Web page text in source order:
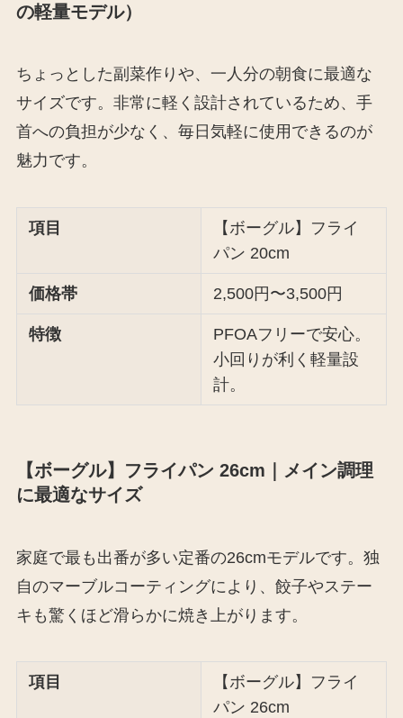
の軽量モデル）
ちょっとした副菜作りや、一人分の朝食に最適な
サイズです。非常に軽く設計されているため、手
首への負担が少なく、毎日気軽に使用できるのが
魅力です。
項目
【ボーグル】フライ
パン 20cm
価格帯 2,500円〜3,500円
特徴
PFOAフリーで安心。
小回りが利く軽量設
計。
【ボーグル】フライパン 26cm｜メイン調理
に最適なサイズ
家庭で最も出番が多い定番の26cmモデルです。独
自のマーブルコーティングにより、餃子やステー
キも驚くほど滑らかに焼き上がります。
項目
【ボーグル】フライ
パン 26cm